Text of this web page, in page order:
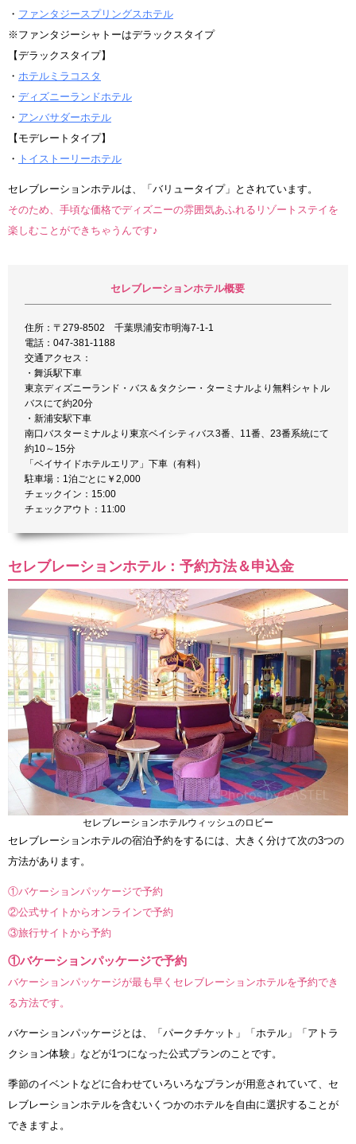
・ ファンタジースプリングスホテル
※ファンタジーシャトーはデラックスタイプ
【デラックスタイプ】
・ ホテルミラコスタ
・ ディズニーランドホテル
・ アンバサダーホテル
【モデレートタイプ】
・ トイストーリーホテル
セレブレーションホテルは、「バリュータイプ」とされています。
そのため、手頃な価格でディズニーの雰囲気あふれるリゾートステイを
楽しむことができちゃうんです♪
セレブレーションホテル概要
住所：〒279-8502 千葉県浦安市明海7-1-1
電話：047-381-1188
交通アクセス：
・舞浜駅下車
東京ディズニーランド・バス＆タクシー・ターミナルより無料シャトル
バスにて約20分
・新浦安駅下車
南口バスターミナルより東京ベイシティバス3番、11番、23番系統にて
約10～15分
「ベイサイドホテルエリア」下車（有料）
駐車場：1泊ごとに￥2,000
チェックイン：15:00
チェックアウト：11:00
セレブレーションホテル：予約方法＆申込金
セレブレーションホテルウィッシュのロビー
セレブレーションホテルの宿泊予約をするには、大きく分けて次の3つの
方法があります。
①バケーションパッケージで予約
②公式サイトからオンラインで予約
③旅行サイトから予約
①バケーションパッケージで予約
バケーションパッケージが最も早くセレブレーションホテルを予約でき
る方法です。
バケーションパッケージとは、「パークチケット」「ホテル」「アトラ
クション体験」などが1つになった公式プランのことです。
季節のイベントなどに合わせていろいろなプランが用意されていて、セ
レブレーションホテルを含むいくつかのホテルを自由に選択することが
できますよ。